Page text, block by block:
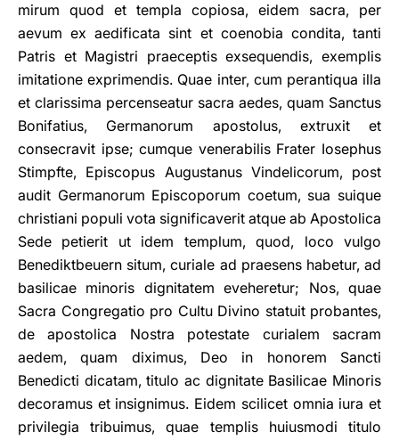
mirum quod et templa copiosa, eidem sacra, per
aevum ex aedificata sint et coenobia condita, tanti
Patris et Magistri praeceptis exsequendis, exemplis
imitatione exprimendis. Quae inter, cum perantiqua illa
et clarissima percenseatur sacra aedes, quam Sanctus
Bonifatius, Germanorum apostolus, extruxit et
consecravit ipse; cumque venerabilis Frater Iosephus
Stimpfte, Episcopus Augustanus Vindelicorum, post
audit Germanorum Episcoporum coetum, sua suique
christiani populi vota significaverit atque ab Apostolica
Sede petierit ut idem templum, quod, loco vulgo
Benediktbeuern situm, curiale ad praesens habetur, ad
basilicae minoris dignitatem eveheretur; Nos, quae
Sacra Congregatio pro Cultu Divino statuit probantes,
de apostolica Nostra potestate curialem sacram
aedem, quam diximus, Deo in honorem Sancti
Benedicti dicatam, titulo ac dignitate Basilicae Minoris
decoramus et insignimus. Eidem scilicet omnia iura et
privilegia tribuimus, quae templis huiusmodi titulo